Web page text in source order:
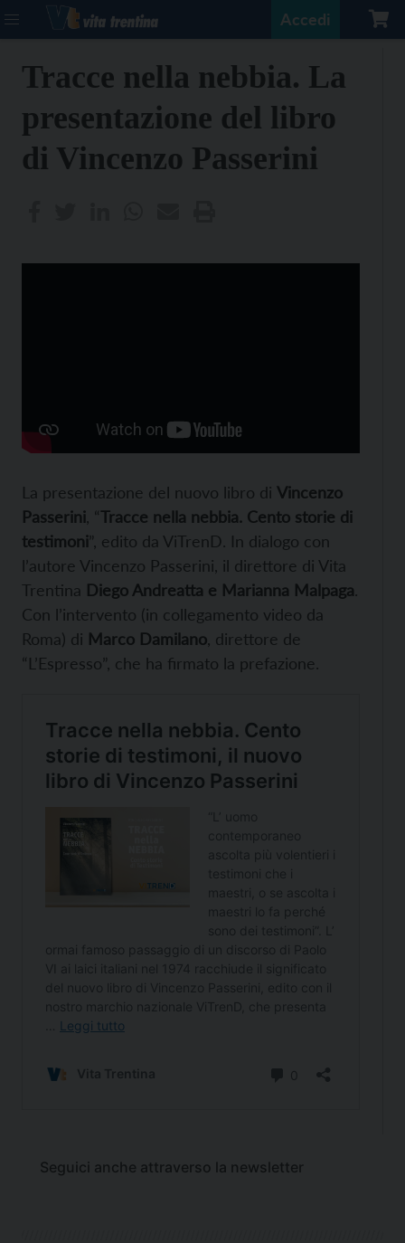
Accedi
Tracce nella nebbia. La
presentazione del libro
di Vincenzo Passerini
La presentazione del nuovo libro di Vincenzo
Passerini , “Tracce nella nebbia. Cento storie di
testimoni”, edito da ViTrenD. In dialogo con
l’autore Vincenzo Passerini, il direttore di Vita
Trentina Diego Andreatta e Marianna Malpaga.
Con l’intervento (in collegamento video da
Roma) di Marco Damilano , direttore de
“L’Espresso”, che ha firmato la prefazione.
Seguici anche attraverso la newsletter